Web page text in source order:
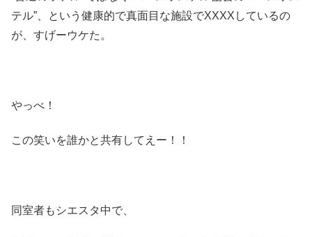
テル”、という健康的で真面目な施設でXXXXしているの
が、すげーウケた。
やっべ！
この笑いを誰かと共有してえー！！
同室者もシエスタ中で、